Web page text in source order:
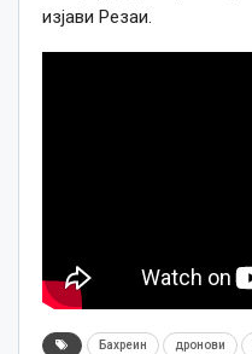
изјави Резаи.
Бахреин дронови